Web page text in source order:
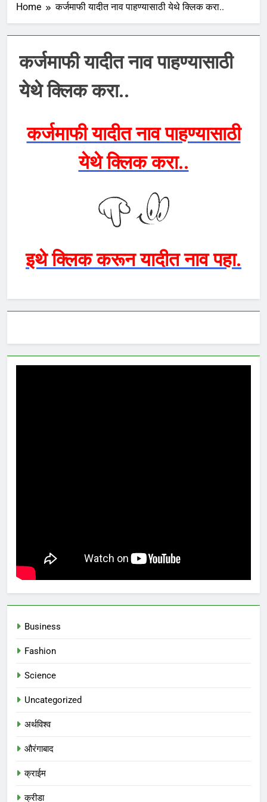
Home कर्जमाफी यादीत नाव पाहण्यासाठी येथे क्लिक करा..
कर्जमाफी यादीत नाव पाहण्यासाठी
येथे क्लिक करा..
कर्जमाफी यादीत नाव पाहण्यासाठी
येथे क्लिक करा..
इथे क्लिक करून यादीत नाव पहा.
Business
Fashion
Science
Uncategorized
अर्थविश्व
औरंगाबाद
क्राईम
क्रीडा